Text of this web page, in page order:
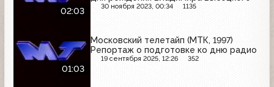
02:03
30 ноября 2023, 00:34 1135
01:03
Московский телетайп (МТК, 1997)
Репортаж о подготовке кo дню радио
19 сентября 2025, 12:26 352